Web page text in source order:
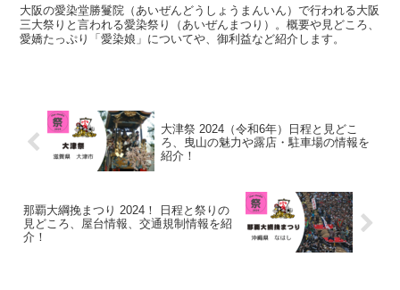
大阪の愛染堂勝鬘院（あいぜんどうしょうまんいん）で行われる大阪
三大祭りと言われる愛染祭り（あいぜんまつり）。概要や見どころ、
愛嬌たっぷり「愛染娘」についてや、御利益など紹介します。
大津祭 2024（令和6年）日程と見どこ
ろ、曳山の魅力や露店・駐車場の情報を
紹介！
那覇大綱挽まつり 2024！ 日程と祭りの
見どころ、屋台情報、交通規制情報を紹
介！